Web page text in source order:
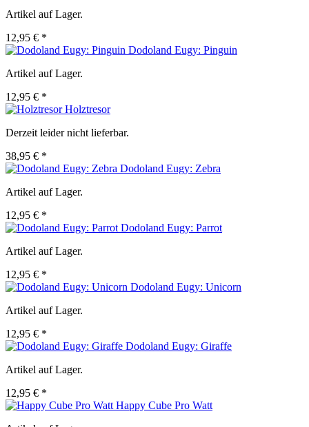
Artikel auf Lager.
12,95 € *
Dodoland Eugy: Pinguin
Artikel auf Lager.
12,95 € *
Holztresor
Derzeit leider nicht lieferbar.
38,95 € *
Dodoland Eugy: Zebra
Artikel auf Lager.
12,95 € *
Dodoland Eugy: Parrot
Artikel auf Lager.
12,95 € *
Dodoland Eugy: Unicorn
Artikel auf Lager.
12,95 € *
Dodoland Eugy: Giraffe
Artikel auf Lager.
12,95 € *
Happy Cube Pro Watt